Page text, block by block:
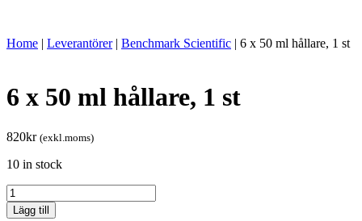
Home | Leverantörer | Benchmark Scientific | 6 x 50 ml hållare, 1 st
6 x 50 ml hållare, 1 st
820kr (exkl.moms)
10 in stock
6
x Lägg till